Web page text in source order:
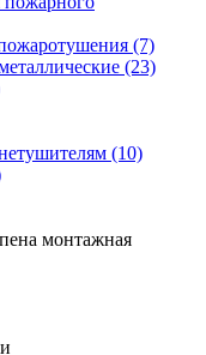
(7)
(23)
(10)
монтажная